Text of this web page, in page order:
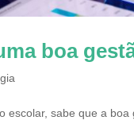
boa
escolar, sabe que a